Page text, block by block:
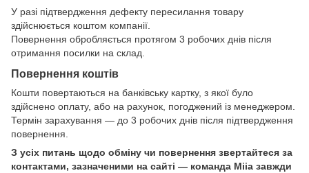
У разі підтвердження дефекту пересилання товару
здійснюється коштом компанії.
Повернення обробляється протягом 3 робочих днів після
отримання посилки на склад.
Повернення коштів
Кошти повертаються на банківську картку, з якої було
здійснено оплату, або на рахунок, погоджений із менеджером.
Термін зарахування — до 3 робочих днів після підтвердження
повернення.
З усіх питань щодо обміну чи повернення звертайтеся за
контактами, зазначеними на сайті — команда Miia завжди